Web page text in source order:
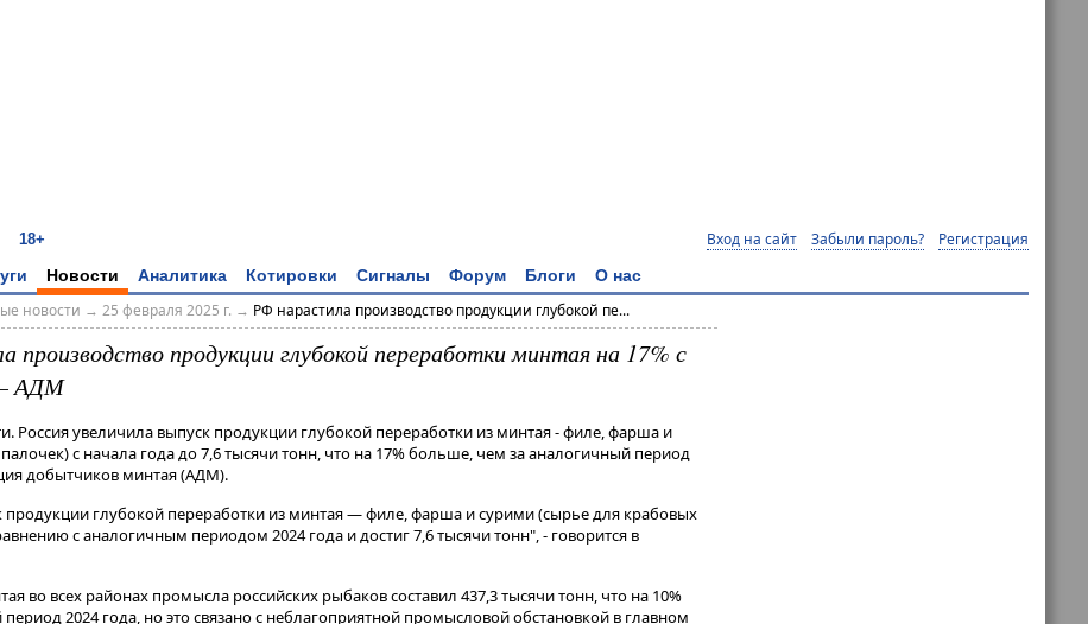
18+ Вход на сайт Забыли пароль? Регистрация
Новости Аналитика Котировки Сигналы Форум Блоги О нас
новости → 25 февраля 2025 г. → РФ нарастила производство продукции глубокой пе...
производство продукции глубокой переработки минтая на 17% с
– АДМ
Россия увеличила выпуск продукции глубокой переработки из минтая - филе, фарша и
с начала года до 7,6 тысячи тонн, что на 17% больше, чем за аналогичный период
добытчиков минтая (АДМ).
глубокой переработки из минтая — филе, фарша и сурими (сырье для крабовых
с аналогичным периодом 2024 года и достиг 7,6 тысячи тонн", - говорится в
во всех районах промысла российских рыбаков составил 437,3 тысячи тонн, что на 10%
2024 года, но это связано с неблагоприятной промысловой обстановкой в главном